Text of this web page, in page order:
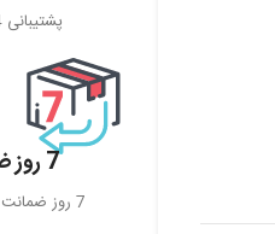
پشتیبانی 24 ساعته
7 روز ضمانت
7 روز ضمانت بازگشت وجه